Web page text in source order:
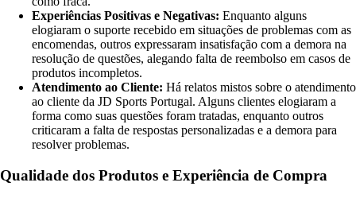
Experiências Positivas e Negativas: Enquanto alguns
elogiaram o suporte recebido em situações de problemas com as
encomendas, outros expressaram insatisfação com a demora na
resolução de questões, alegando falta de reembolso em casos de
produtos incompletos.
Atendimento ao Cliente: Há relatos mistos sobre o atendimento
ao cliente da JD Sports Portugal. Alguns clientes elogiaram a
forma como suas questões foram tratadas, enquanto outros
criticaram a falta de respostas personalizadas e a demora para
resolver problemas.
Qualidade dos Produtos e Experiência de Compra